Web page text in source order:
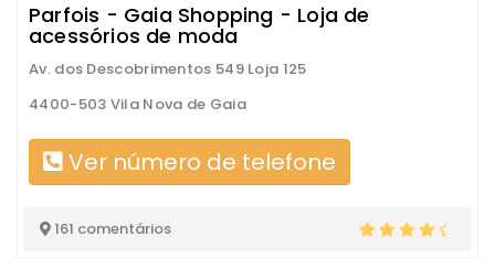
Parfois - Gaia Shopping - Loja de
acessórios de moda
Av. dos Descobrimentos 549 Loja 125
4400-503 Vila Nova de Gaia
Ver número de telefone
161 comentários